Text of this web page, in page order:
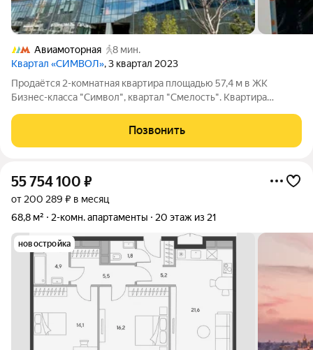
Авиамоторная
8 мин.
Квартал «СИМВОЛ», 3 квартал 2023
Продаётся 2-комнатная квартира площадью 57,4 м в ЖК
Бизнес-класса "Символ", квартал "Смелость". Квартира
использованием современных премиальных решений:
архитектурное освещение, встроенные системы
Позвонить
55 754 100 ₽
от 200 289 ₽ в месяц
68,8 м²
2-комн. апартаменты 20 этаж из 21
новостройка